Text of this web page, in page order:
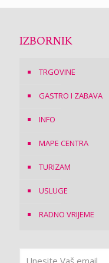
IZBORNIK
TRGOVINE
GASTRO I ZABAVA
INFO
MAPE CENTRA
TURIZAM
USLUGE
RADNO VRIJEME